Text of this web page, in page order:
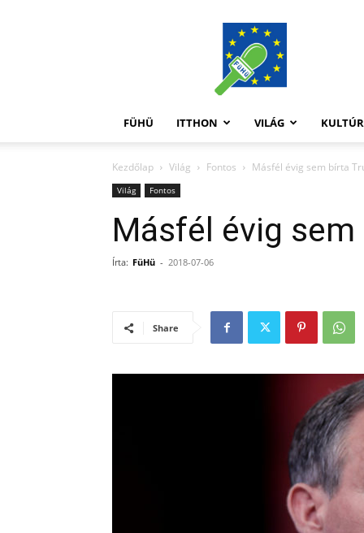
FüHü
FÜHÜ ITTHON VILÁG
Kezdőlap Világ Fontos Másfél évig sem bírta
Világ Fontos
Másfél évig
Írta: FüHü - 2018-07-06
Share